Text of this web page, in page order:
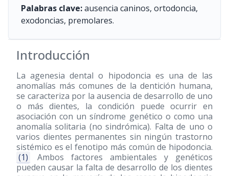
Palabras clave:ausencia caninos, ortodoncia,
exodoncias, premolares.
Introducción
La agenesia dental o hipodoncia es una de las
anomalías más comunes de la dentición humana,
se caracteriza por la ausencia de desarrollo de uno
o más dientes, la condición puede ocurrir en
asociación con un síndrome genético o como una
anomalía solitaria (no sindrómica). Falta de uno o
varios dientes permanentes sin ningún trastorno
sistémico es el fenotipo más común de hipodoncia.
(1)
Ambos factores ambientales y genéticos
pueden causar la falta de desarrollo de los dientes